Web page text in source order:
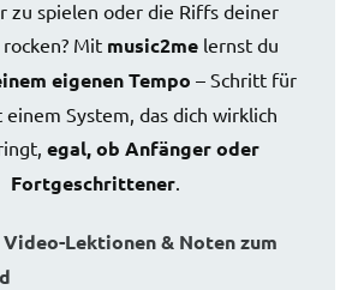
zu spielen oder die Riffs deiner
Mit music2melernst du
eigenen Tempo – Schritt für
System, das dich wirklich
egal, ob Anfänger oder
Fortgeschrittener.
Video-Lektionen & Noten zum